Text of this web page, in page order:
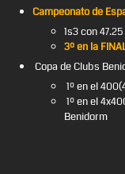
Campeonato de
1s3 con
3º en la
Copa de Clubs
1º en el
1º en el
Benidorm